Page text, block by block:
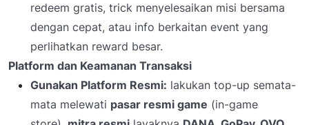
redeem gratis, trick menyelesaikan misi bersama
dengan cepat, atau info berkaitan event yang
perlihatkan reward besar.
Platform dan Keamanan Transaksi
Gunakan Platform Resmi: lakukan top-up semata-
mata melewati pasar resmi game (in-game